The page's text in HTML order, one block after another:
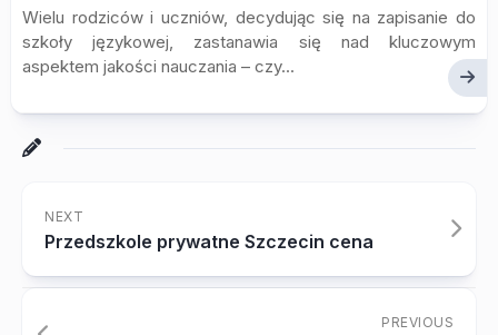
Wielu rodziców i uczniów, decydując się na zapisanie do
szkoły językowej, zastanawia się nad kluczowym
aspektem jakości nauczania – czy...
NEXT
Przedszkole prywatne Szczecin cena
PREVIOUS